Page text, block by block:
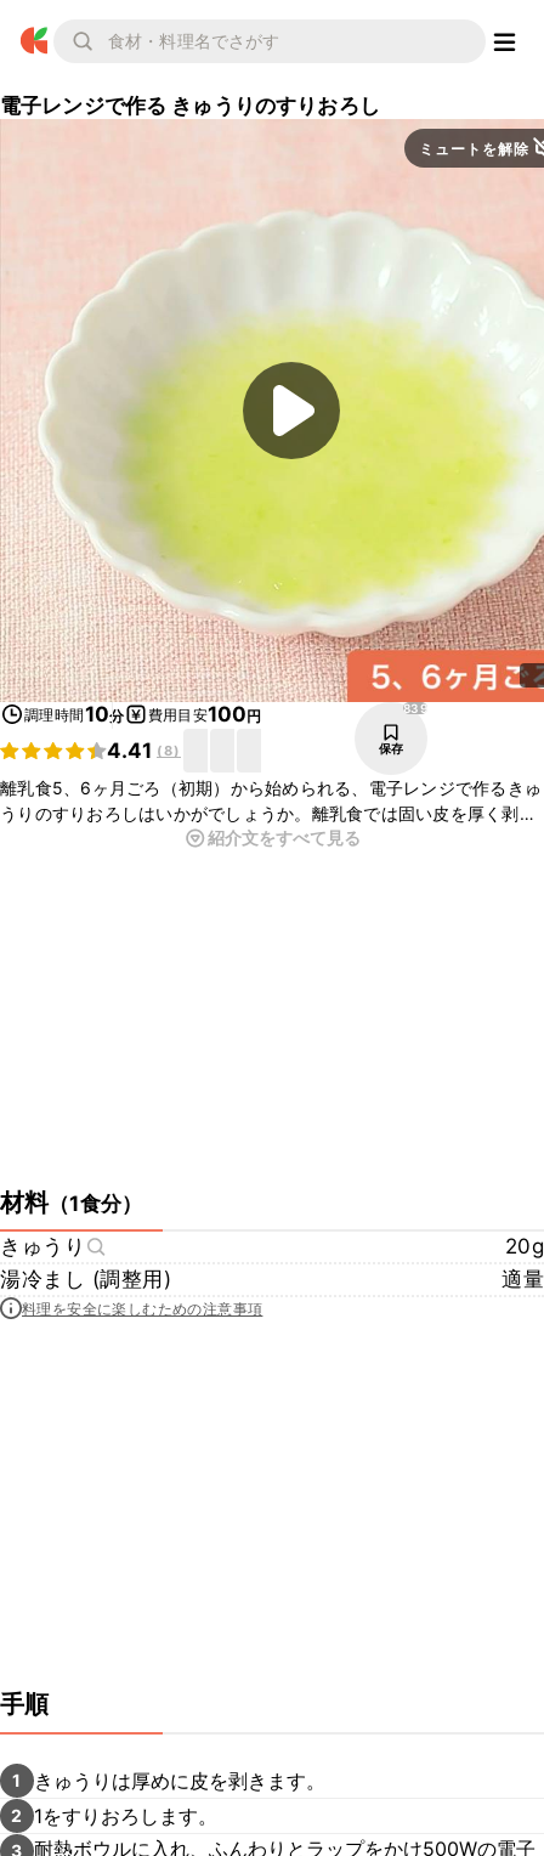
電子レンジで作る きゅうりのすりおろし
ミュートを解除
調理時間10分 費用目安100円
4.41 (8)
839
保存
離乳食5、6ヶ月ごろ（初期）から始められる、電子レンジで作るきゅ
うりのすりおろしはいかがでしょうか。離乳食では固い皮を厚く剥
き、中心の柔らかい部分のみ使用します。すりおろすことで、お手軽
紹介文をすべて見る
材料（1食分）
きゅうり
20g
湯冷まし (調整用)
適量
料理を安全に楽しむための注意事項
手順
1 きゅうりは厚めに皮を剥きます。
2 1をすりおろします。
3 耐熱ボウルに入れ、ふんわりとラップをかけ500Wの電子